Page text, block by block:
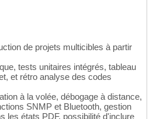
de projets multicibles à partir
tests unitaires intégrés, tableau
et rétro analyse des codes
à la volée, débogage à distance,
SNMP et Bluetooth, gestion
les états PDF, possibilité d'inclure